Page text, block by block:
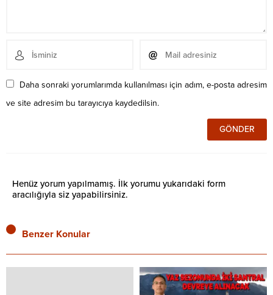
Daha sonraki yorumlarımda kullanılması için adım, e-posta adresim
ve site adresim bu tarayıcıya kaydedilsin.
Henüz yorum yapılmamış. İlk yorumu yukarıdaki form
aracılığıyla siz yapabilirsiniz.
Benzer Konular